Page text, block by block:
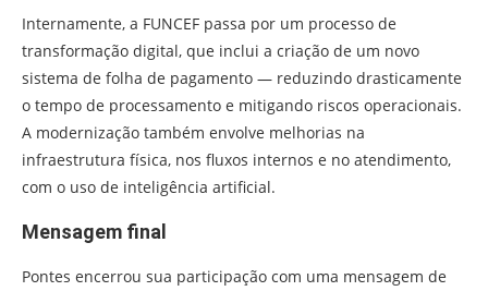
Internamente, a FUNCEF passa por um processo de
transformação digital, que inclui a criação de um novo
sistema de folha de pagamento — reduzindo drasticamente
o tempo de processamento e mitigando riscos operacionais.
A modernização também envolve melhorias na
infraestrutura física, nos fluxos internos e no atendimento,
com o uso de inteligência artificial.
Mensagem final
Pontes encerrou sua participação com uma mensagem de